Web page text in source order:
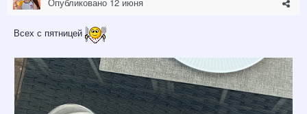
Всех с пятницей